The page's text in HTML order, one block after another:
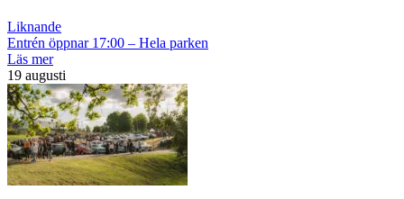
Liknande
Entrén öppnar 17:00 – Hela parken
Läs mer
19 augusti